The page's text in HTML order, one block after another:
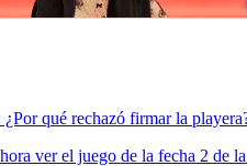
qué rechazó firmar la
ver el juego de la fecha 2 de